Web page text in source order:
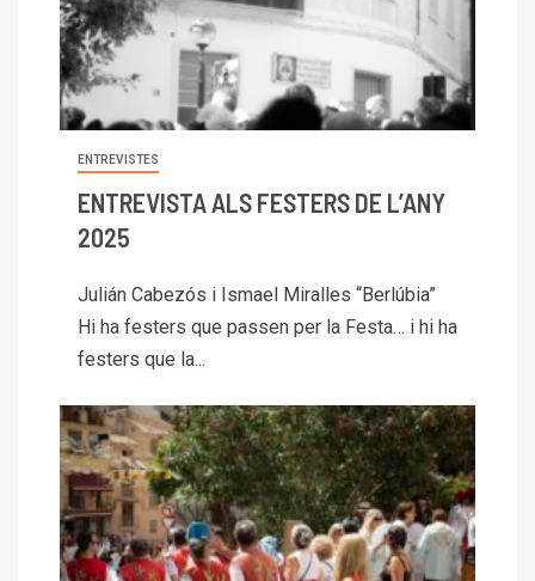
ENTREVISTES
ENTREVISTA ALS FESTERS DE L’ANY
2025
Julián Cabezós i Ismael Miralles “Berlúbia”
Hi ha festers que passen per la Festa… i hi ha
festers que la...